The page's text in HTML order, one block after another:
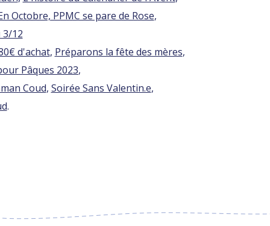
Octobre, PPMC se pare de Rose,
3/12
d'achat, Préparons la fête des mères,
Pâques 2023,
Coud, Soirée Sans Valentin.e,
.